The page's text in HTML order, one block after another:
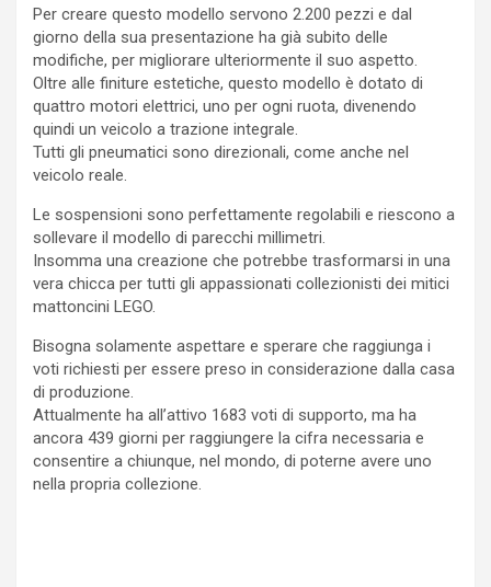
Per creare questo modello servono 2.200 pezzi e dal
giorno della sua presentazione ha già subito delle
modifiche, per migliorare ulteriormente il suo aspetto.
Oltre alle finiture estetiche, questo modello è dotato di
quattro motori elettrici, uno per ogni ruota, divenendo
quindi un veicolo a trazione integrale.
Tutti gli pneumatici sono direzionali, come anche nel
veicolo reale.
Le sospensioni sono perfettamente regolabili e riescono a
sollevare il modello di parecchi millimetri.
Insomma una creazione che potrebbe trasformarsi in una
vera chicca per tutti gli appassionati collezionisti dei mitici
mattoncini LEGO.
Bisogna solamente aspettare e sperare che raggiunga i
voti richiesti per essere preso in considerazione dalla casa
di produzione.
Attualmente ha all’attivo 1683 voti di supporto, ma ha
ancora 439 giorni per raggiungere la cifra necessaria e
consentire a chiunque, nel mondo, di poterne avere uno
nella propria collezione.